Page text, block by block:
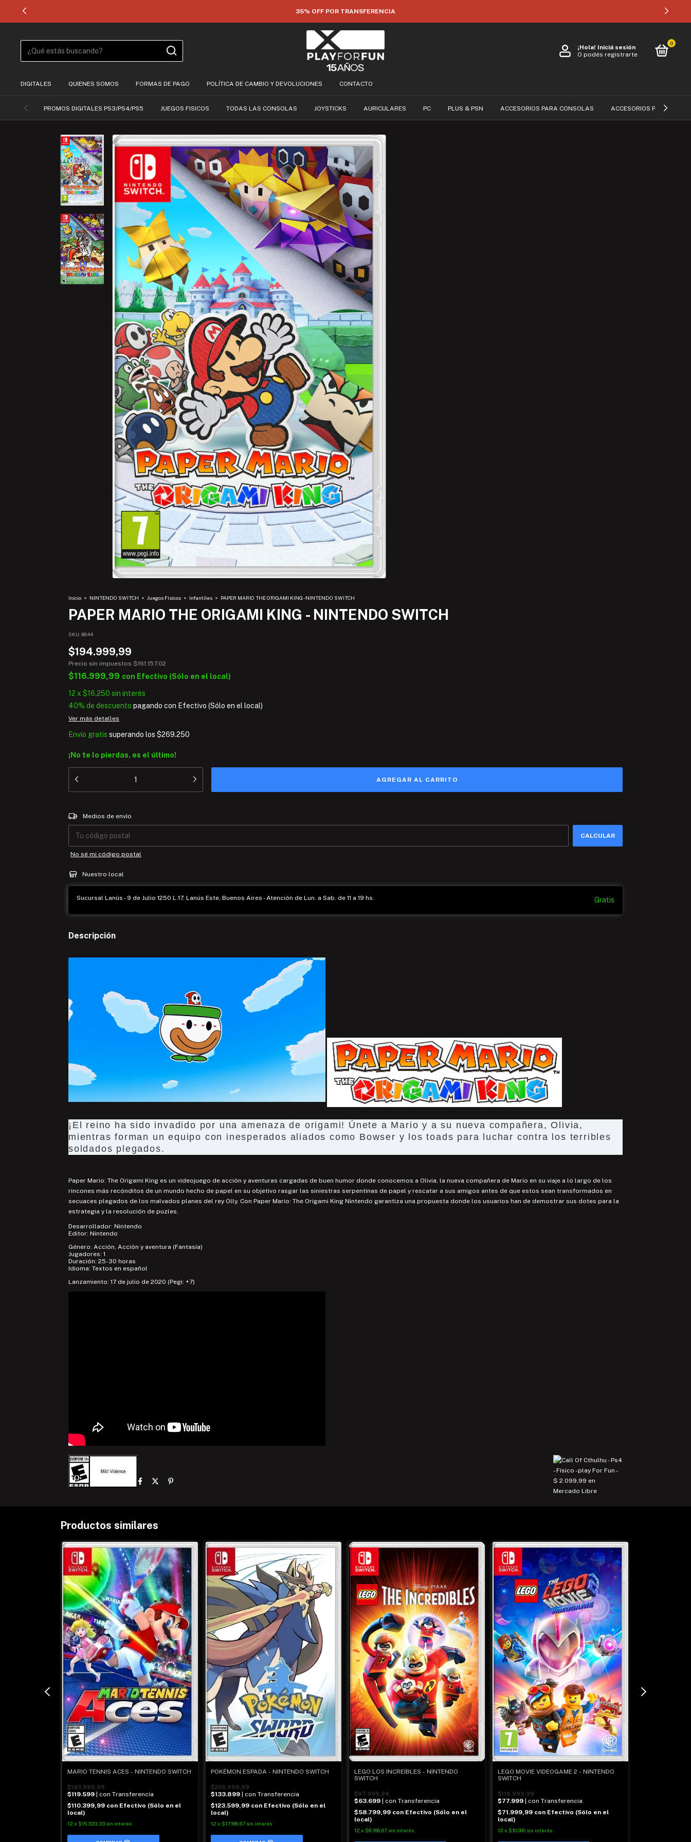
12 CUOTAS SIN INTERÉS!
¡Hola! Iniciá sesión
O podés registrarte
0
DIGITALES QUIENES SOMOS FORMAS DE PAGO POLÍTICA DE CAMBIO Y DEVOLUCIONES CONTACTO
PROMOS DIGITALES PS3/PS4/PS5 JUEGOS FISICOS TODAS LAS CONSOLAS JOYSTICKS AURICULARES PC PLUS & PSN ACCESORIOS PARA CONSOLAS ACCESORIOS PARA
Inicio > NINTENDO SWITCH > Juegos Físicos > Infantiles > PAPER MARIO THE ORIGAMI KING - NINTENDO SWITCH
PAPER MARIO THE ORIGAMI KING - NINTENDO SWITCH
SKU: 9844
$194.999,99
Precio sin impuestos $161.157,02
$116.999,99 con Efectivo (Sólo en el local)
12 x $16.250 sin interés
40% de descuento pagando con Efectivo (Sólo en el local)
Ver más detalles
Envío gratis superando los $269.250
¡No te lo pierdas, es el último!
Entregas para el CP:
Medios de envío
CALCULAR
No sé mi código postal
Nuestro local
Sucursal Lanús - 9 de Julio 1250 L.17, Lanús Este, Buenos Aires - Atención de Lun. a Sab. de 11 a 19 hs. Gratis
Descripción
¡El reino ha sido invadido por una amenaza de origami! Únete a Mario y a su nueva compañera, Olivia,
mientras forman un equipo con inesperados aliados como Bowser y los toads para luchar contra los terribles
soldados plegados.
Paper Mario: The Origami King es un videojuego de acción y aventuras cargadas de buen humor donde conocemos a Olivia, la nueva compañera de Mario en su viaje a lo largo de los
rincones más recónditos de un mundo hecho de papel en su objetivo rasgar las siniestras serpentinas de papel y rescatar a sus amigos antes de que estos sean transformados en
secuaces plegados de los malvados planes del rey Olly. Con Paper Mario: The Origami King Nintendo garantiza una propuesta donde los usuarios han de demostrar sus dotes para la
estrategia y la resolución de puzles.
Desarrollador: Nintendo
Editor: Nintendo
Género: Acción Acción y aventura (Fantasía)
Jugadores: 1
Duración: 25-30 horas
Idioma: Textos en español
Lanzamiento: 17 de julio de 2020 (Pegi: +7)
Productos similares
MARIO TENNIS ACES - NINTENDO SWITCH
$183.999,99
$119.599
| con Transferencia
$110.399,99 con Efectivo (Sólo en el
local)
12 x $15.333,33 sin interés
POKÉMON ESPADA - NINTENDO SWITCH
$205.999,99
$133.899
| con Transferencia
$123.599,99 con Efectivo (Sólo en el
local)
12 x $17.166,67 sin interés
LEGO LOS INCREÍBLES - NINTENDO
SWITCH
$97.999,99
$63.699
| con Transferencia
$58.799,99 con Efectivo (Sólo en el
local)
12 x $8.166,67 sin interés
LEGO MOVIE VIDEOGAME 2 - NINTENDO
SWITCH
$119.999,99
$77.999
| con Transferencia
$71.999,99 con Efectivo (Sólo en el
local)
12 x $10.000 sin interés